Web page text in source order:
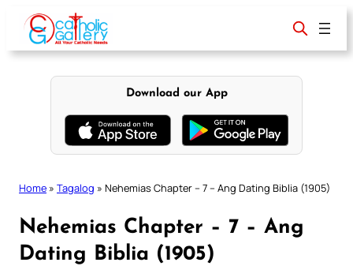
content
Download our App
Home » Tagalog » Nehemias Chapter – 7 – Ang Dating Biblia (1905)
Nehemias Chapter – 7 – Ang
Dating Biblia (1905)